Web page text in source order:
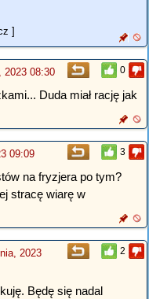
]
0
2023 08:30
Duda miał rację jak
3
09:09
na fryzjera po tym?
stracę wiarę w
2
2023
Będę się nadal